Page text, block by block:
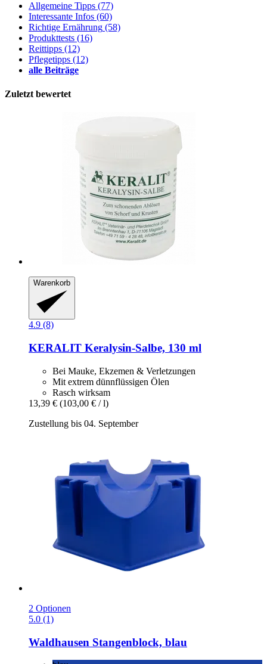
Allgemeine Tipps (77)
Interessante Infos (60)
Richtige Ernährung (58)
Produkttests (16)
Reittipps (12)
Pflegetipps (12)
alle Beiträge
Zuletzt bewertet
Warenkorb
4.9 (8)
KERALIT Keralysin-​Salbe, 130 ml
Bei Mauke, Ekzemen & Verletzungen
Mit extrem dünnflüssigen Ölen
Rasch wirksam
13,39 € (103,00 € / l)
Zustellung bis 04. September
2 Optionen
5.0 (1)
Waldhausen Stangenblock, blau